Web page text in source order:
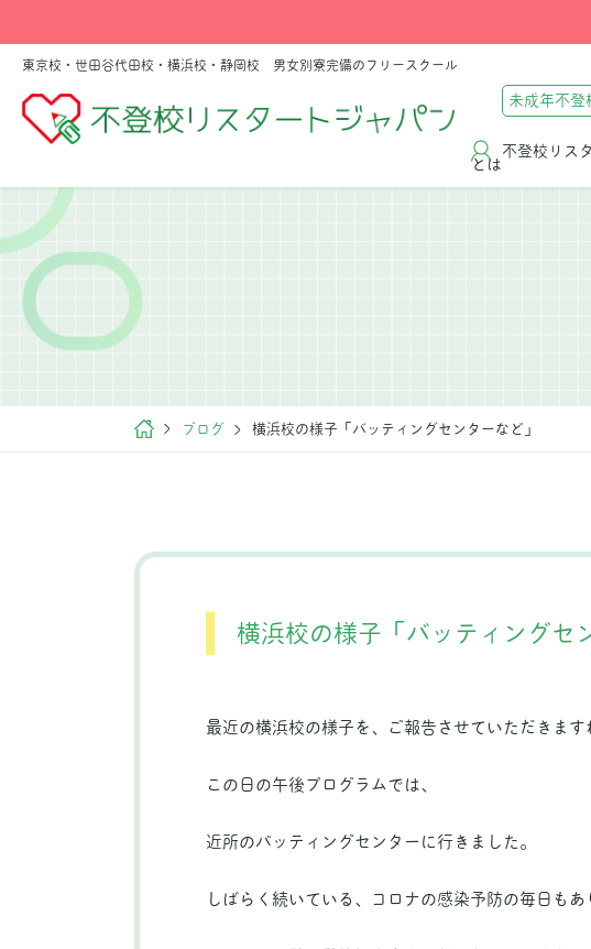
東京校・世田谷代田校・横浜校・静岡校 男女別寮完備のフリースクール
未成年不登
不登校リス
とは
ブログ 横浜校の様子「バッティングセンターなど」
横浜校の様子「バッティングセ
最近の横浜校の様子を、ご報告させていただきます
この日の午後プログラムでは、
近所のバッティングセンターに行きました。
しばらく続いている、コロナの感染予防の毎日もあ